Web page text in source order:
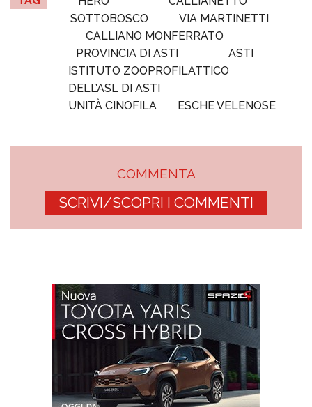
SOTTOBOSCO
VIA MARTINETTI
CALLIANO MONFERRATO
PROVINCIA DI ASTI
ASTI
ISTITUTO ZOOPROFILATTICO
DELL’ASL DI ASTI
UNITÀ CINOFILA
ESCHE VELENOSE
COMMENTA
SCRIVI/SCOPRI I COMMENTI